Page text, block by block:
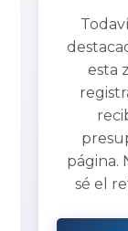
esta
página.
sé el